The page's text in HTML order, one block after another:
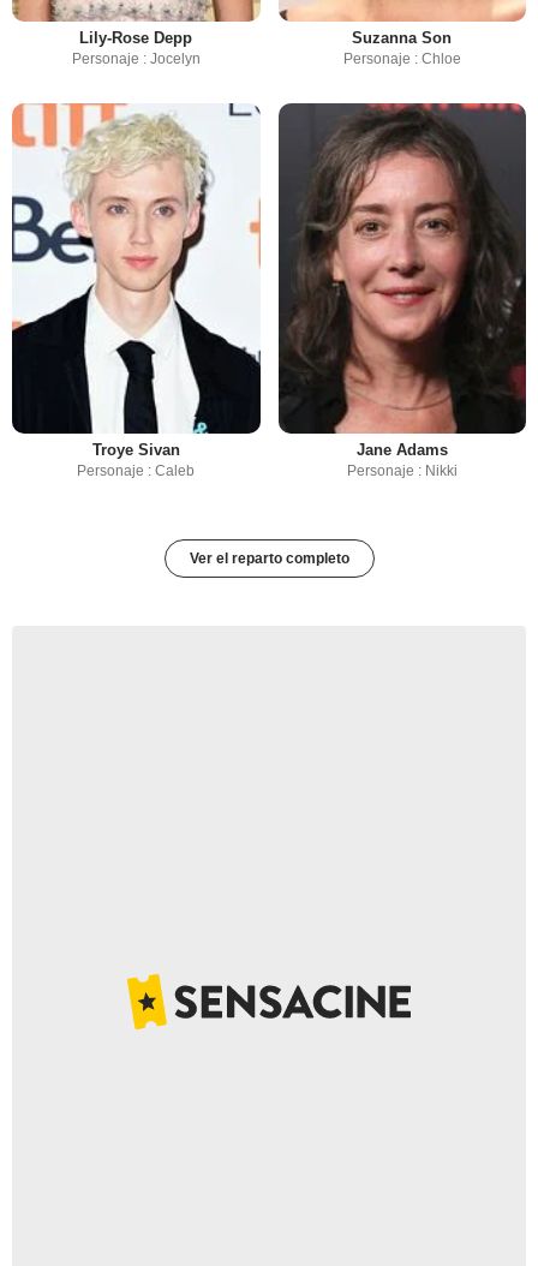
Lily-Rose Depp
Personaje : Jocelyn
Suzanna Son
Personaje : Chloe
Troye Sivan
Personaje : Caleb
Jane Adams
Personaje : Nikki
Ver el reparto completo